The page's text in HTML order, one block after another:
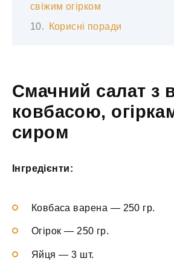
свіжим огірком
Корисні поради
Смачний салат з
ковбасою,
сиром
Інгредієнти:
Ковбаса варена — 250 гр.
Огірок — 250 гр.
Яйця — 3 шт.